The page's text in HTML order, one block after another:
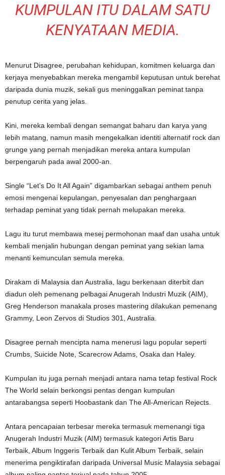
KUMPULAN ITU DALAM SATU
KENYATAAN MEDIA.
Menurut Disagree, perubahan kehidupan, komitmen keluarga dan
kerjaya menyebabkan mereka mengambil keputusan untuk berehat
daripada dunia muzik, sekali gus meninggalkan peminat tanpa
penutup cerita yang jelas.
Kini, mereka kembali dengan semangat baharu dan karya yang
lebih matang, namun masih mengekalkan identiti alternatif rock dan
grunge yang pernah menjadikan mereka antara kumpulan
berpengaruh pada awal 2000-an.
Single “Let’s Do It All Again” digambarkan sebagai anthem penuh
emosi mengenai kepulangan, penyesalan dan penghargaan
terhadap peminat yang tidak pernah melupakan mereka.
Lagu itu turut membawa mesej permohonan maaf dan usaha untuk
kembali menjalin hubungan dengan peminat yang sekian lama
menanti kemunculan semula mereka.
Dirakam di Malaysia dan Australia, lagu berkenaan diterbit dan
diadun oleh pemenang pelbagai Anugerah Industri Muzik (AIM),
Greg Henderson manakala proses mastering dilakukan pemenang
Grammy, Leon Zervos di Studios 301, Australia.
Disagree pernah mencipta nama menerusi lagu popular seperti
Crumbs, Suicide Note, Scarecrow Adams, Osaka dan Haley.
Kumpulan itu juga pernah menjadi antara nama tetap festival Rock
The World selain berkongsi pentas dengan kumpulan
antarabangsa seperti Hoobastank dan The All-American Rejects.
Antara pencapaian terbesar mereka termasuk memenangi tiga
Anugerah Industri Muzik (AIM) termasuk kategori Artis Baru
Terbaik, Album Inggeris Terbaik dan Kulit Album Terbaik, selain
menerima pengiktirafan daripada Universal Music Malaysia sebagai